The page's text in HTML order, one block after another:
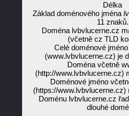
Délka
Základ doménového jména
11 znaků.
Doména lvbvlucerne.cz
(včetně cz TLD
Celé doménové
(www.lvbvlucerne.cz) je
Doména včetně
(http://www.lvbvlucerne.cz)
Doménové jméno
(https://www.lvbvlucerne.cz)
Doménu lvbvlucerne.cz
dlouhé